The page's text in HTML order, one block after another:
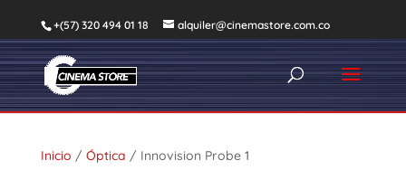
+(57) 320 494 01 18 alquiler@cinemastore.com.co
Inicio / Óptica / Innovision Probe 1